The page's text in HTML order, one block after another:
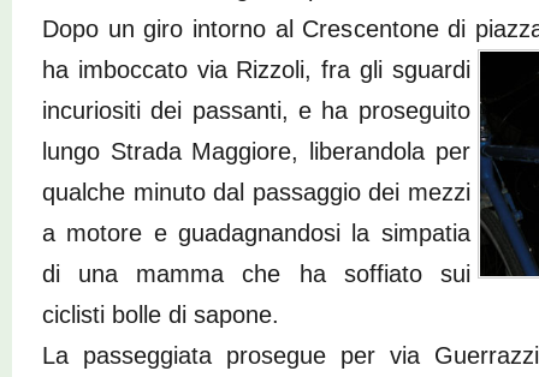
Dopo un giro intorno al Crescentone di
ha imboccato via Rizzoli, fra gli sguardi
incuriositi dei passanti, e ha proseguito
lungo Strada Maggiore, liberandola per
qualche minuto dal passaggio dei mezzi
a motore e guadagnandosi la simpatia
di una mamma che ha soffiato sui
ciclisti bolle di sapone.
La passeggiata prosegue per via